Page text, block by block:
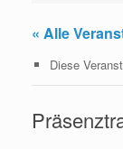
« Alle
Diese